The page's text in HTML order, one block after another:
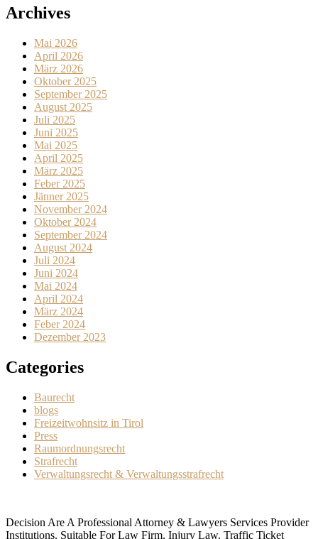
Archives
Mai 2026
April 2026
März 2026
Oktober 2025
September 2025
August 2025
Juli 2025
Juni 2025
Mai 2025
April 2025
März 2025
Feber 2025
Jänner 2025
November 2024
Oktober 2024
September 2024
August 2024
Juli 2024
Juni 2024
Mai 2024
April 2024
März 2024
Feber 2024
Dezember 2023
Categories
Baurecht
blogs
Freizeitwohnsitz in Tirol
Press
Raumordnungsrecht
Strafrecht
Verwaltungsrecht & Verwaltungsstrafrecht
Decision Are A Professional Attorney & Lawyers Services Provider
Institutions. Suitable For Law Firm, Injury Law, Traffic Ticket